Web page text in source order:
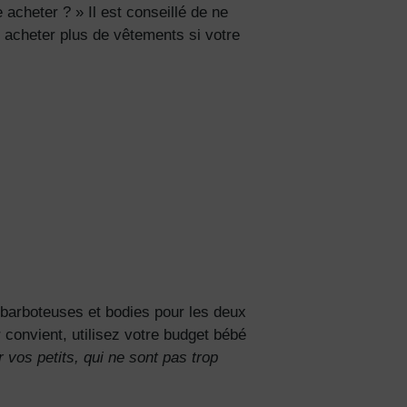
acheter ? »
Il est conseillé de ne
plus de vêtements si votre
et bodies pour les deux
utilisez votre budget bébé
vos petits, qui ne sont pas trop
et